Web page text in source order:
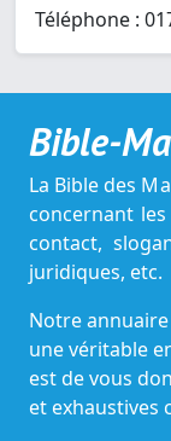
Téléphone :
Bible-
La Bible des
concernant
contact,
juridiques, etc.
Notre
une véritable
est de vous
et exhaustives